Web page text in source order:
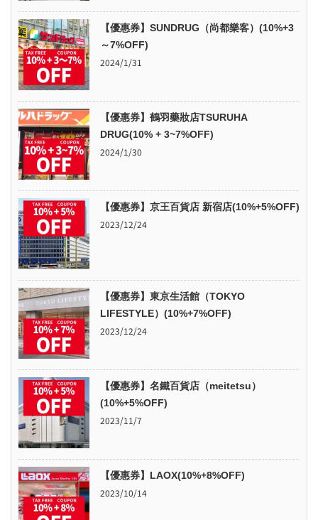
【優惠券】SUNDRUG（尚都樂客）(10%+3
～7%OFF)
2024/1/31
【優惠券】鶴羽藥妝店TSURUHA
DRUG(10% + 3~7%OFF)
2024/1/30
【優惠券】京王百貨店 新宿店(10%+5%OFF)
2023/12/24
【優惠券】東京生活館（TOKYO
LIFESTYLE）(10%+7%OFF)
2023/12/24
【優惠券】名鐵百貨店（meitetsu）
(10%+5%OFF)
2023/11/7
【優惠券】LAOX(10%+8%OFF)
2023/10/14